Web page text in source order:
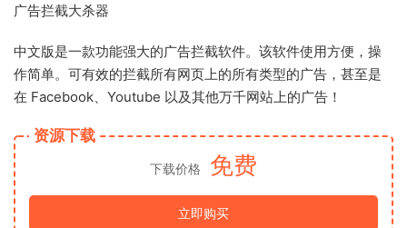
广告拦截大杀器
中文版是一款功能强大的广告拦截软件。该软件使用方便，操
作简单。可有效的拦截所有网页上的所有类型的广告，甚至是
在 Facebook、Youtube 以及其他万千网站上的广告！
资源下载
下载价格 免费
立即购买